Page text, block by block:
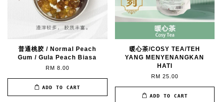
普通桃胶 / Normal Peach
Gum / Gula Peach Biasa
RM 8.00
ADD TO CART
暖心茶/COSY TEA/TEH
YANG MENYENANGKAN
HATI
RM 25.00
ADD TO CART